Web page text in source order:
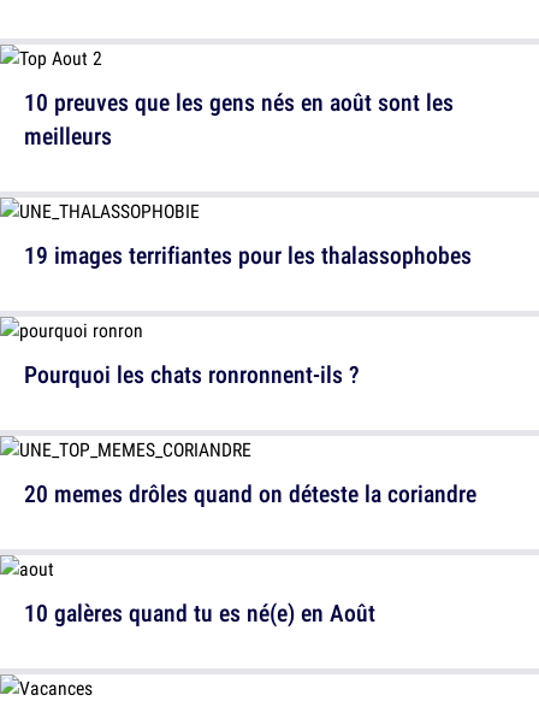
10 preuves que les gens nés en août sont les
meilleurs
Pourquoi les chats ronronnent-ils ?
10 galères quand tu es né(e) en Août
19 images terrifiantes pour les thalassophobes
20 memes drôles quand on déteste la coriandre